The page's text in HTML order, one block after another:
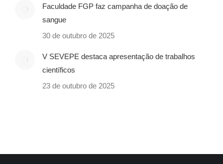
Faculdade FGP faz campanha de doação de
sangue
30 de outubro de 2025
V SEVEPE destaca apresentação de trabalhos
científicos
23 de outubro de 2025